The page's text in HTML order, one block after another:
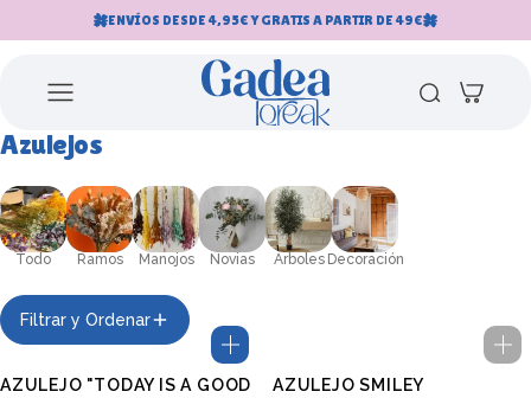
Saltar al contenidoENVÍOS DESDE 4,95€ Y GRATIS A PARTIR DE 49€
Azulejos
Todo Ramos Manojos Novias Árboles Decoración
Filtrar y Ordenar
AZULEJO "TODAY IS A GOOD
AZULEJO SMILEY